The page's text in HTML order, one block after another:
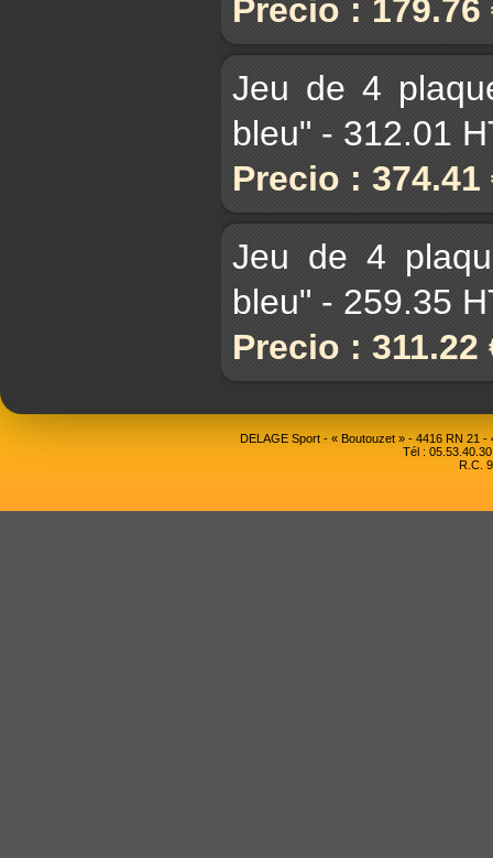
Precio : 179.76
Jeu de 4
bleu" - 312.01
Precio : 374.41
Jeu de 4
bleu" - 259.35
Precio : 311.22
DELAGE Sport - « Boutouzet » - 4416 RN 21
Tél :
R.C.